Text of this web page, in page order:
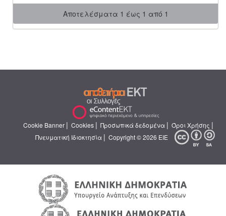
Αποτελέσματα 1 έως 1 από 1
Cookie Banner | Cookies | Προσωπικά δεδομένα | Όροι Χρήσης |
Πνευματική Ιδιοκτησία | Copyright © 2026 ΕΙΕ